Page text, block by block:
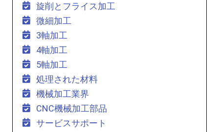
旋削とフライス加工
微細加工
3軸加工
4軸加工
5軸加工
処理された材料
機械加工業界
CNC機械加工部品
サービスサポート